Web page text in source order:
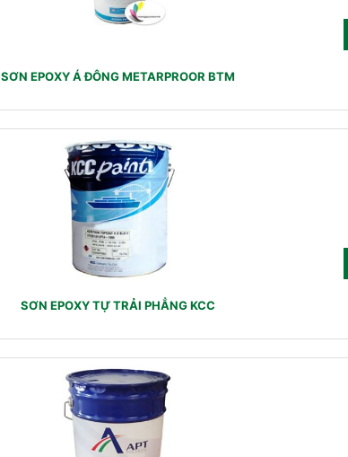
SƠN EPOXY Á ĐÔNG METARPROOR BTM
SƠN EPOXY TỰ TRẢI PHẲNG KCC